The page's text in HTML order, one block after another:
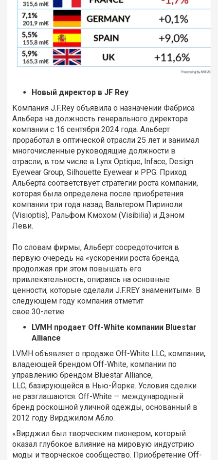
Новый директор в JF Rey
Компания J.F.Rey объявила о назначении Фабриса
Альбера на должность генерального директора
компании с 16 сентября 2024 года. Альберт
проработал в оптической отрасли 25 лет и занимал
многочисленные руководящие должности в
отрасли, в том числе в Lynx Optique, Inface, Design
Eyewear Group, Silhouette Eyewear и PPG. Приход
Альберта соответствует стратегии роста компании,
которая была определена после приобретения
компании три года назад Вальтером Пириноли
(Visioptis), Ральфом Кмохом (Visibilia) и Дэном
Леви.
По словам фирмы, Альберт сосредоточится в
первую очередь на «ускорении роста бренда,
продолжая при этом повышать его
привлекательность, опираясь на основные
ценности, которые сделали J.F.REY знаменитым». В
следующем году компания отметит
свое 30-летие.
LVMH продает Off-White компании Bluestar
Alliance
LVMH объявляет о продаже Off-White LLC, компании,
владеющей брендом Off-White, компании по
управлению брендом Bluestar Alliance,
LLC, базирующейся в Нью-Йорке. Условия сделки
не разглашаются. Off-White — международный
бренд роскошной уличной одежды, основанный в
2012 году Вирджилом Абло.
«Вирджил был творческим пионером, который
оказал глубокое влияние на мировую индустрию
моды и творческое сообщество. Приобретение Off-